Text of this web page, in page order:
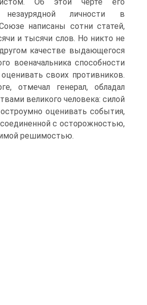
незаурядной личности в
написаны сотни статей,
и тысячи слов. Но никто не
качестве выдающегося
военачальника способности
своих противников.
отмечал генерал, обладал
великого человека: силой
оценивать события,
с осторожностью,
решимостью.